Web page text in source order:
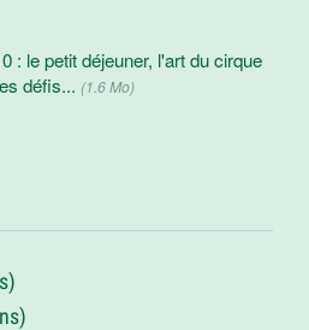
: le petit déjeuner, l'art du cirque
défis... (1.6 Mo)